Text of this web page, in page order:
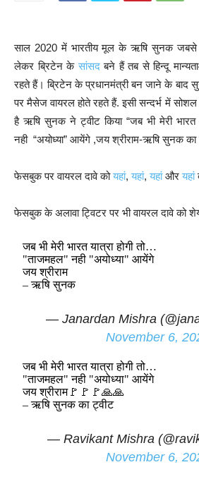
साल 2020 में भारतीय मूल के ऋषि सुनक जबसे
लेकर ब्रिटेन केसांसदबने हैं तब से हिन्दू
रहते हैं। ब्रिटेन के प्रधानमंत्री बन जाने के बाद
पर मैसेज वायरल होते रहते हैं. इसी सन्दर्भ में सोशल
है ऋषि सुनक ने ट्वीट किया “जब भी मेरी भारत
नही “अयोध्या” आयेंगे ,जय श्रीराम-ऋषि सुनक का
फेसबुक पर वायरल दावे कोयहां,यहां,यहांऔरयहां
फेसबुक के अलावा ट्विटर पर भी वायरल दावे को
जब भी मेरी भारत यात्रा होगी तो…
"ताजमहल" नही "अयोध्या" आयेंगे
जय श्रीराम
– ऋषि सुनक
— Janardan Mishra
November 6,
जब भी मेरी भारत यात्रा होगी तो…
"ताजमहल" नही "अयोध्या" आयेंगे
जय श्रीराम🚩🚩🚩🙏🙏
– ऋषि सुनक का ट्वीट
— Ravikant Mishra
November 6,